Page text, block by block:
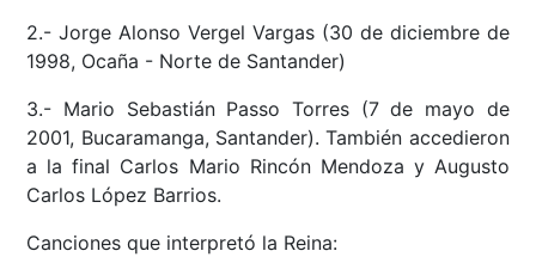
2.- Jorge Alonso Vergel Vargas (30 de diciembre de
1998, Ocaña - Norte de Santander)
3.- Mario Sebastián Passo Torres (7 de mayo de
2001, Bucaramanga, Santander). También accedieron
a la final Carlos Mario Rincón Mendoza y Augusto
Carlos López Barrios.
Canciones que interpretó la Reina: